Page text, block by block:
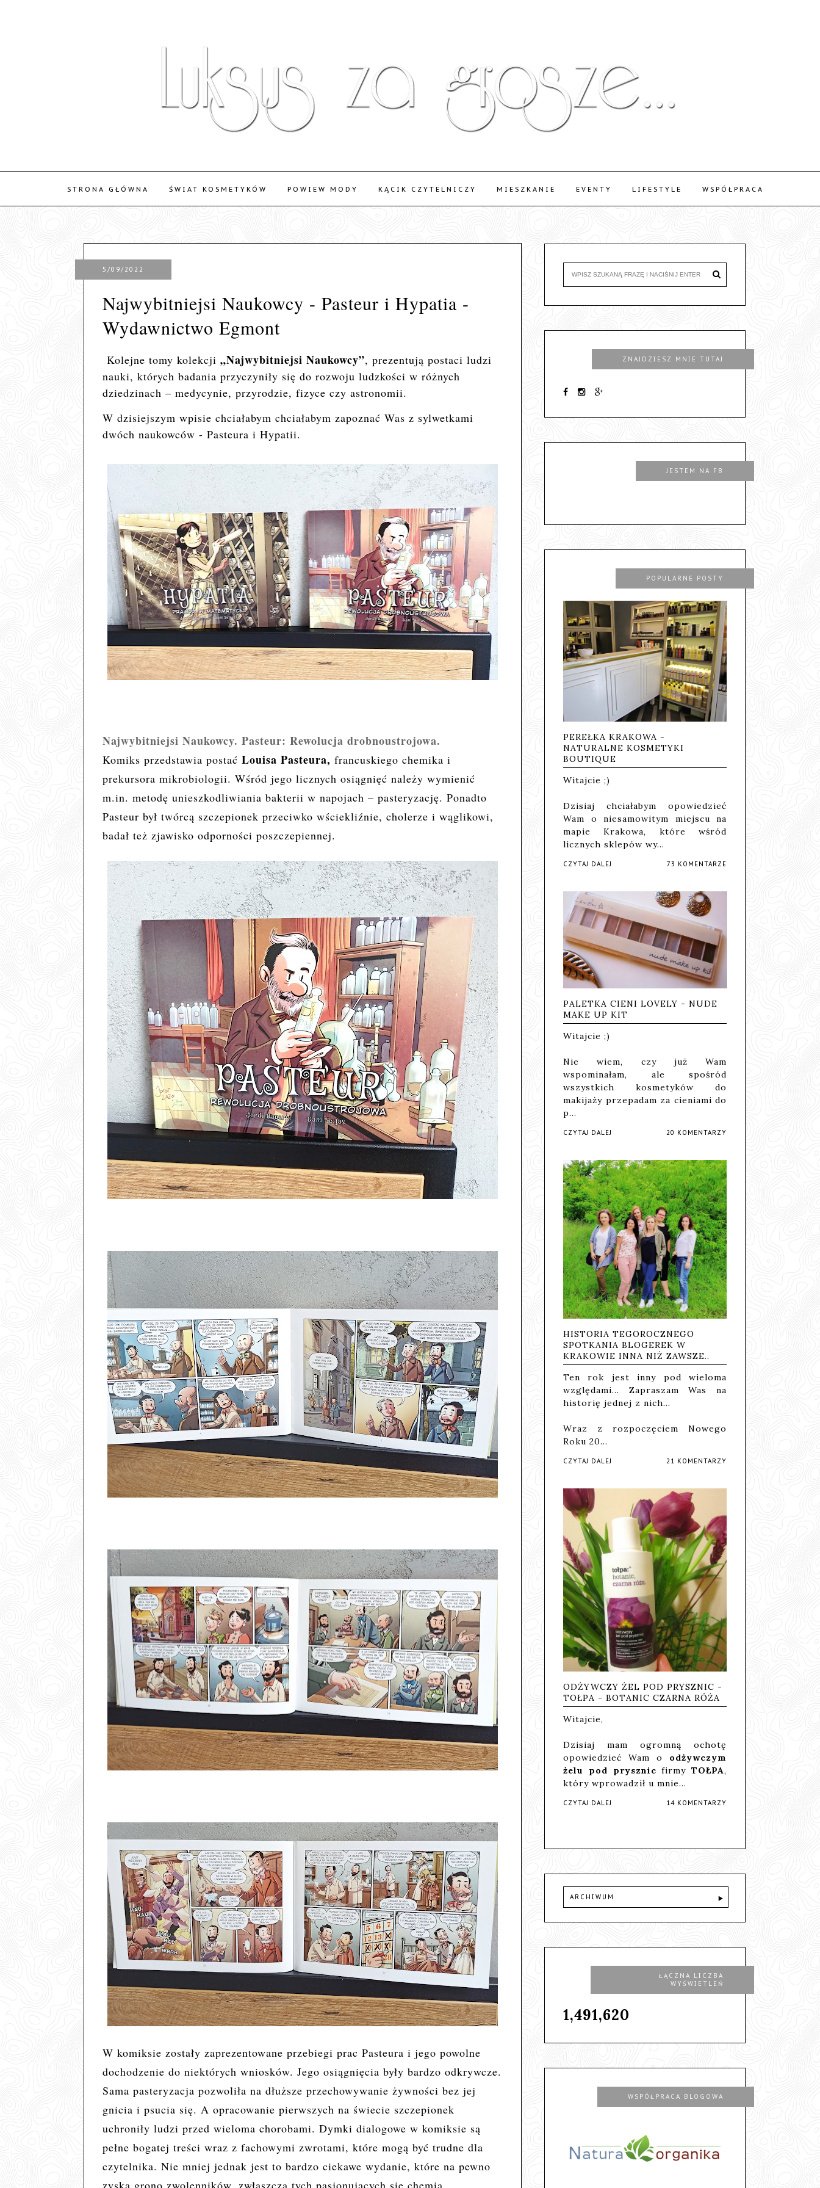
STRONA GŁÓWNA ŚWIAT KOSMETYKÓW POWIEW MODY KĄCIK CZYTELNICZY MIESZKANIE EVENTY LIFESTYLE WSPÓŁPRACA
5/09/2022
Najwybitniejsi Naukowcy - Pasteur i Hypatia -
Wydawnictwo Egmont
Kolejne tomy kolekcji „Najwybitniejsi Naukowcy”, prezentują postaci ludzi
nauki, których badania przyczyniły się do rozwoju ludzkości w różnych
dziedzinach – medycynie, przyrodzie, fizyce czy astronomii.
W dzisiejszym wpisie chciałabym chciałabym zapoznać Was z sylwetkami
dwóch naukowców - Pasteura i Hypatii.
Najwybitniejsi Naukowcy. Pasteur: Rewolucja drobnoustrojowa.
Komiks przedstawia postać Louisa Pasteura, francuskiego chemika i
prekursora mikrobiologii. Wśród jego licznych osiągnięć należy wymienić
m.in. metodę unieszkodliwiania bakterii w napojach – pasteryzację. Ponadto
Pasteur był twórcą szczepionek przeciwko wściekliźnie, cholerze i wąglikowi,
badał też zjawisko odporności poszczepiennej.
W komiksie zostały zaprezentowane przebiegi prac Pasteura i jego powolne
dochodzenie do niektórych wniosków. Jego osiągnięcia były bardzo odkrywcze.
Sama pasteryzacja pozwoliła na dłuższe przechowywanie żywności bez jej
gnicia i psucia się. A opracowanie pierwszych na świecie szczepionek
uchroniły ludzi przed wieloma chorobami. Dymki dialogowe w komiksie są
pełne bogatej treści wraz z fachowymi zwrotami, które mogą być trudne dla
czytelnika. Nie mniej jednak jest to bardzo ciekawe wydanie, które na pewno
zyska grono zwolenników, zwłaszcza tych pasjonujących się chemią.
ZNAJDZIESZ MNIE TUTAJ
JESTEM NA FB
POPULARNE POSTY
PEREŁKA KRAKOWA -
NATURALNE KOSMETYKI
BOUTIQUE
Witajcie ;)
Dzisiaj chciałabym opowiedzieć
Wam o niesamowitym miejscu na
mapie Krakowa, które wśród
licznych sklepów wy…
CZYTAJ DALEJ 73 KOMENTARZE
PALETKA CIENI LOVELY - NUDE
MAKE UP KIT
Witajcie ;)
Nie wiem, czy już Wam
wspominałam, ale spośród
wszystkich kosmetyków do
makijaży przepadam za cieniami do
p…
CZYTAJ DALEJ 20 KOMENTARZY
HISTORIA TEGOROCZNEGO
SPOTKANIA BLOGEREK W
KRAKOWIE INNA NIŻ ZAWSZE..
Ten rok jest inny pod wieloma
względami... Zapraszam Was na
historię jednej z nich...
Wraz z rozpoczęciem Nowego
Roku 20…
CZYTAJ DALEJ 21 KOMENTARZY
ODŻYWCZY ŻEL POD PRYSZNIC -
TOŁPA - BOTANIC CZARNA RÓŻA
Witajcie,
Dzisiaj mam ogromną ochotę
opowiedzieć Wam o odżywczym
żelu pod prysznic firmy TOŁPA,
który wprowadził u mnie…
CZYTAJ DALEJ 14 KOMENTARZY
ARCHIWUM
ŁĄCZNA LICZBA
WYŚWIETLEŃ
1,491,620
WSPÓŁPRACA BLOGOWA